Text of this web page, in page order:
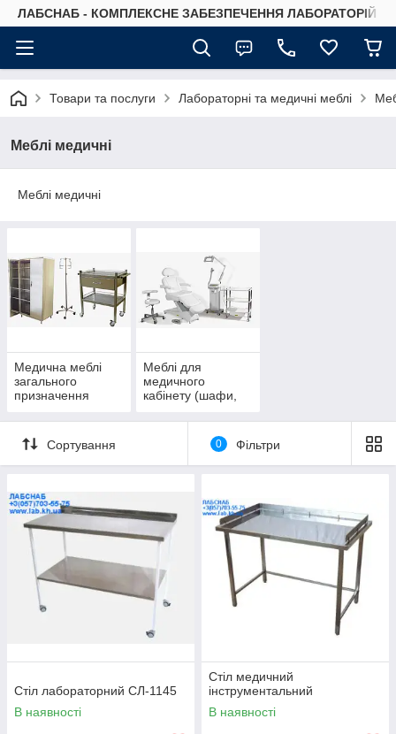
ЛАБСНАБ - КОМПЛЕКСНЕ ЗАБЕЗПЕЧЕННЯ ЛАБОРАТОРІЙ
Товари та послуги Лабораторні та медичні меблі
Меблі медичні
Меблі медичні
Медична меблі
загального
призначення
Меблі для
медичного
кабінету (шафи,
тощо)
Сортування
0 Фільтри
Стіл лабораторний СЛ-1145
В наявності
Стіл медичний
інструментальний
В наявності